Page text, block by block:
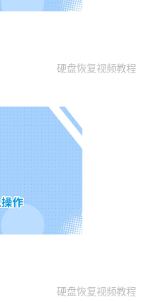
硬盘恢复视频教程
硬盘恢复视频教程